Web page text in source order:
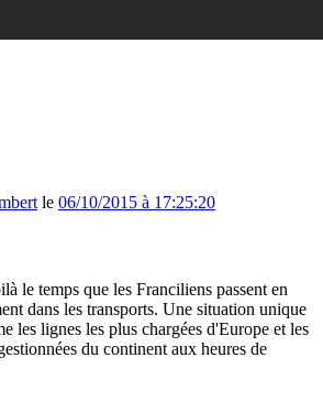
le 06/10/2015 à 17:25:20
le temps que les Franciliens passent en
dans les transports. Une situation unique
les lignes les plus chargées d'Europe et les
du continent aux heures de